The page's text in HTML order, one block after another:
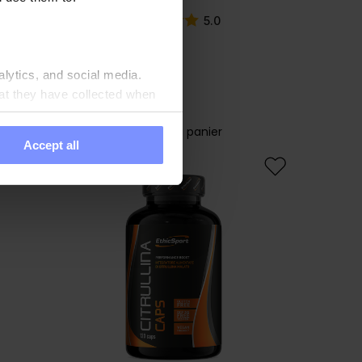
and social media.
they have collected when
Accept all
5.0
2,49 EUR
Ajouter au panier